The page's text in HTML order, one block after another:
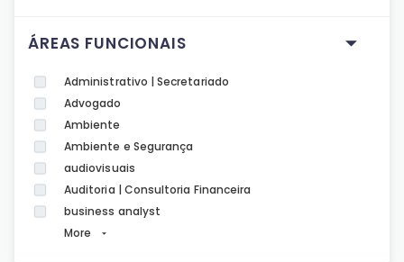
ÁREAS FUNCIONAIS
Administrativo | Secretariado
Advogado
Ambiente
Ambiente e Segurança
audiovisuais
Auditoria | Consultoria Financeira
business analyst
More